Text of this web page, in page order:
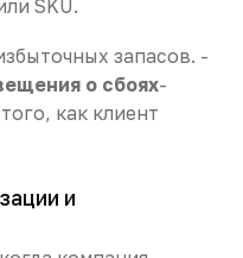
SKU.
запасов. -
о сбоях-
как клиент
и